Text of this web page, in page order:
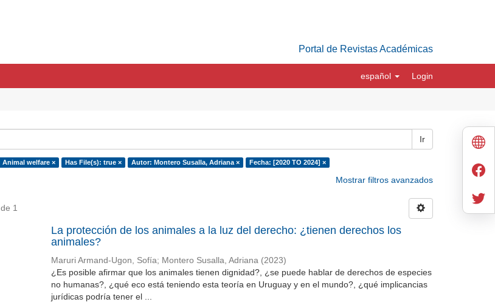
Portal de Revistas Académicas
español Login
Ir
Animal welfare × Has File(s): true × Autor: Montero Susalla, Adriana × Fecha: [2020 TO 2024] ×
Mostrar filtros avanzados
1
La protección de los animales a la luz del derecho: ¿tienen derechos los
animales?
Maruri Armand-Ugon, Sofía; Montero Susalla, Adriana (2023)
¿Es posible afirmar que los animales tienen dignidad?, ¿se puede hablar de derechos de especies
no humanas?, ¿qué eco está teniendo esta teoría en Uruguay y en el mundo?, ¿qué implicancias
jurídicas podría tener el ...